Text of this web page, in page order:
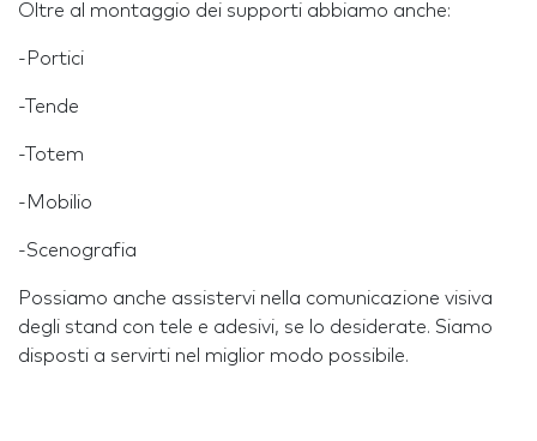
Oltre al montaggio dei supporti abbiamo anche:
-Portici
-Tende
-Totem
-Mobilio
-Scenografia
Possiamo anche assistervi nella comunicazione visiva
degli stand con tele e adesivi, se lo desiderate. Siamo
disposti a servirti nel miglior modo possibile.